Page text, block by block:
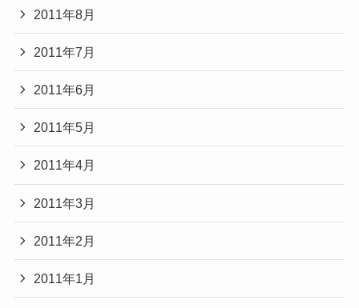
2011年8月
2011年7月
2011年6月
2011年5月
2011年4月
2011年3月
2011年2月
2011年1月